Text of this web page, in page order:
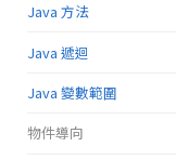
Java 方法
Java 遞迴
Java 變數範圍
物件導向